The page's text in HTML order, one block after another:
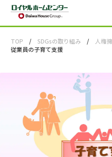
TOP SDGsの取り組み
人権
従業員の子育て支援